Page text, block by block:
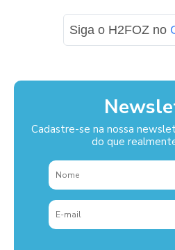
Siga o H2FOZ no
Cadastre-se na nossa
do que